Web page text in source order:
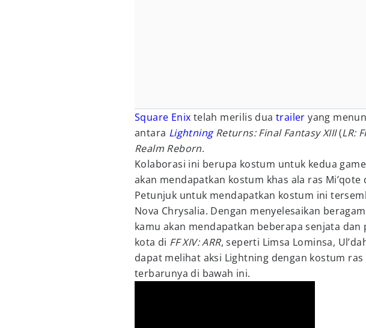
Square Enix telah merilis duatrailer yang
antara LightningReturns: Final Fantasy XIII(LR:
Realm Reborn.
Kolaborasi ini berupa kostum untuk kedua
akan mendapatkan kostum khas ala ras Mi’qote
Petunjuk untuk mendapatkan kostum ini
Nova Chrysalia. Dengan menyelesaikan
kamu akan mendapatkan beberapa senjata dan
kota di FF XIV: ARR, seperti Limsa Lominsa,
dapat melihat aksi Lightning dengan kostum
terbarunya di bawah ini.